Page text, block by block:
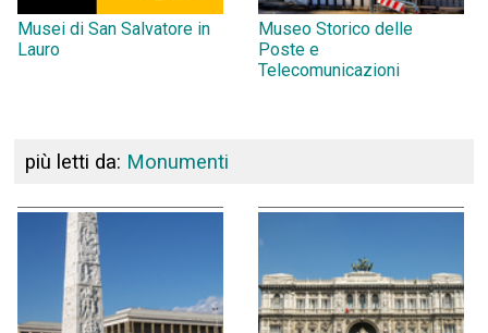
Musei di San Salvatore in
Lauro
Museo Storico delle
Poste e
Telecomunicazioni
più letti da: Monumenti